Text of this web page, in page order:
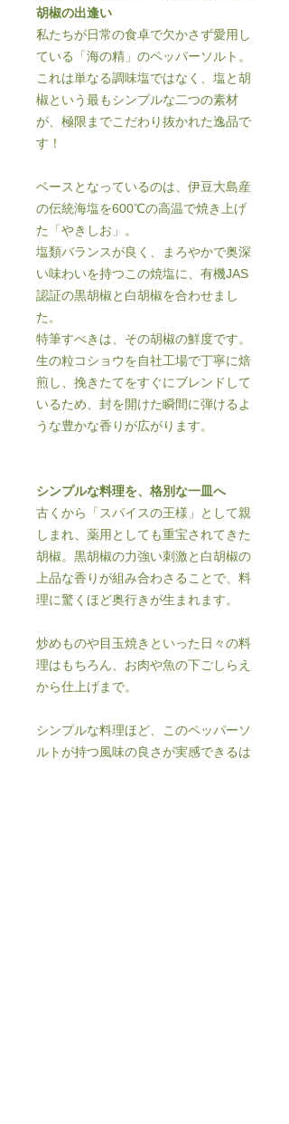
胡椒の出逢い
私たちが日常の食卓で欠かさず愛用し
ている「海の精」のペッパーソルト。
これは単なる調味塩ではなく、塩と胡
椒という最もシンプルな二つの素材
が、極限までこだわり抜かれた逸品で
す！
ベースとなっているのは、伊豆大島産
の伝統海塩を600℃の高温で焼き上げ
た「やきしお」。
塩類バランスが良く、まろやかで奥深
い味わいを持つこの焼塩に、有機JAS
認証の黒胡椒と白胡椒を合わせまし
た。
特筆すべきは、その胡椒の鮮度です。
生の粒コショウを自社工場で丁寧に焙
煎し、挽きたてをすぐにブレンドして
いるため、封を開けた瞬間に弾けるよ
うな豊かな香りが広がります。
シンプルな料理を、格別な一皿へ
古くから「スパイスの王様」として親
しまれ、薬用としても重宝されてきた
胡椒。黒胡椒の力強い刺激と白胡椒の
上品な香りが組み合わさることで、料
理に驚くほど奥行きが生まれます。
炒めものや目玉焼きといった日々の料
理はもちろん、お肉や魚の下ごしらえ
から仕上げまで。
シンプルな料理ほど、このペッパーソ
ルトが持つ風味の良さが実感できるは